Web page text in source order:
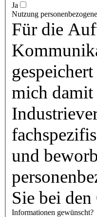
Ja
Nutzung
Für die
mich damit
und
Sie bei
Informationen gewünscht?